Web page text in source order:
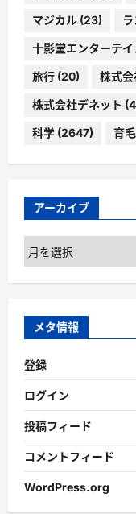
マジカル (23)
十影堂エンターテイ
旅行 (20) 株式
株式会社デネット
科学 (2647) 育毛
アーカイブ
ア
ー
カ
ブ
メタ情報
登録
ログイン
投稿フィード
コメントフィード
WordPress.org